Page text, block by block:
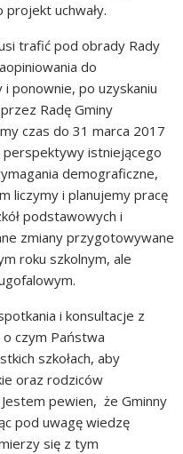
uchwały.
trafić pod obrady Rady
do
ponownie, po uzyskaniu
Radę Gminy
czas do 31 marca 2017
istniejącego
demograficzne,
liczymy i planujemy pracę
podstawowych i
zmiany przygotowywane
roku szkolnym, ale
i konsultacje z
czym Państwa
szkołach, aby
oraz rodziców
pewien, że Gminny
pod uwagę wiedzę
się z tym